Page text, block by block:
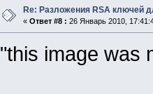
Re: Разложения RSA ключей
« Ответ #8 : 26 Январь 2010,
"this image was